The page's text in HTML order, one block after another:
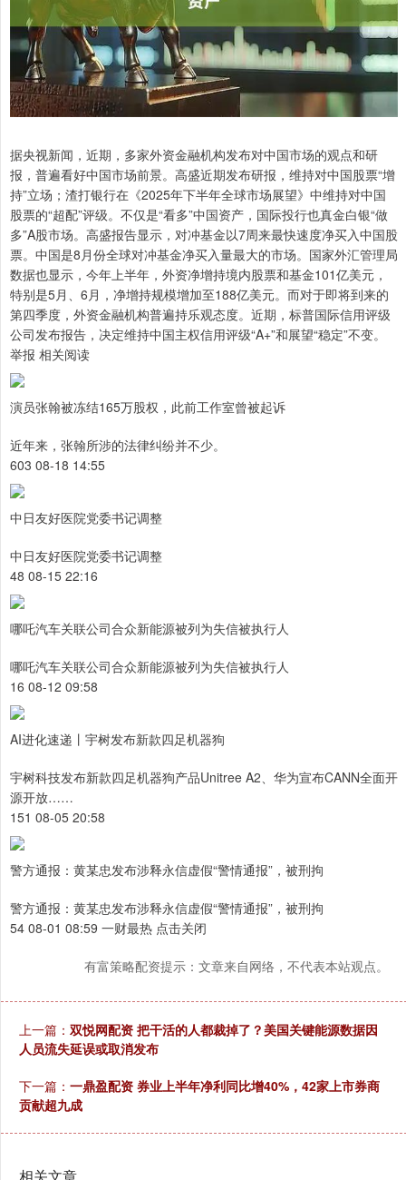
据央视新闻，近期，多家外资金融机构发布对中国市场的观点和研
报，普遍看好中国市场前景。高盛近期发布研报，维持对中国股票“增
持”立场；渣打银行在《2025年下半年全球市场展望》中维持对中国
股票的“超配”评级。不仅是“看多”中国资产，国际投行也真金白银“做
多”A股市场。高盛报告显示，对冲基金以7周来最快速度净买入中国股
票。中国是8月份全球对冲基金净买入量最大的市场。国家外汇管理局
数据也显示，今年上半年，外资净增持境内股票和基金101亿美元，
特别是5月、6月，净增持规模增加至188亿美元。而对于即将到来的
第四季度，外资金融机构普遍持乐观态度。近期，标普国际信用评级
公司发布报告，决定维持中国主权信用评级“A+”和展望“稳定”不变。
举报 相关阅读
演员张翰被冻结165万股权，此前工作室曾被起诉
近年来，张翰所涉的法律纠纷并不少。
603 08-18 14:55
中日友好医院党委书记调整
中日友好医院党委书记调整
48 08-15 22:16
哪吒汽车关联公司合众新能源被列为失信被执行人
哪吒汽车关联公司合众新能源被列为失信被执行人
16 08-12 09:58
AI进化速递丨宇树发布新款四足机器狗
宇树科技发布新款四足机器狗产品Unitree A2、华为宣布CANN全面开
源开放……
151 08-05 20:58
警方通报：黄某忠发布涉释永信虚假“警情通报”，被刑拘
警方通报：黄某忠发布涉释永信虚假“警情通报”，被刑拘
54 08-01 08:59 一财最热 点击关闭
有富策略配资提示：文章来自网络，不代表本站观点。
上一篇： 双悦网配资 把干活的人都裁掉了？美国关键能源数据因
人员流失延误或取消发布
下一篇： 一鼎盈配资 券业上半年净利同比增40%，42家上市券商
贡献超九成